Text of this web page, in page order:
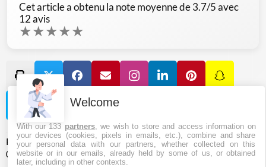
Cet article a obtenu la note moyenne de3.7/5 avec
12avis
★★★★★
Publié le2025-10-31 20:02:11et mis à jour le2026-07-22
05:13:03 dans la catégorieBoxe anglaise
Welcome
With our 133 partners, we wish to store and access information on
your devices (cookies, pixels in emails, etc.), combine and share
your personal data with our partners, whether collected on this
website or in our emails, already held by some of us, or obtained
later, including in other contexts.